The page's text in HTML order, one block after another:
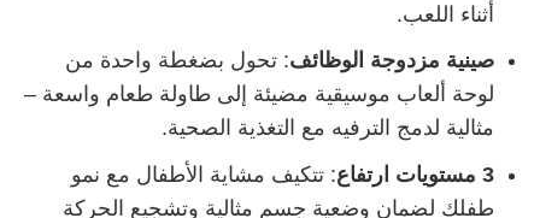
أثناء اللعب.
صينية مزدوجة الوظائف: تحول بضغطة واحدة من
لوحة ألعاب موسيقية مضيئة إلى طاولة طعام واسعة –
مثالية لدمج الترفيه مع التغذية الصحية.
3 مستويات ارتفاع: تتكيف مشاية الأطفال مع نمو
طفلك لضمان وضعية جسم مثالية وتشجيع الحركة